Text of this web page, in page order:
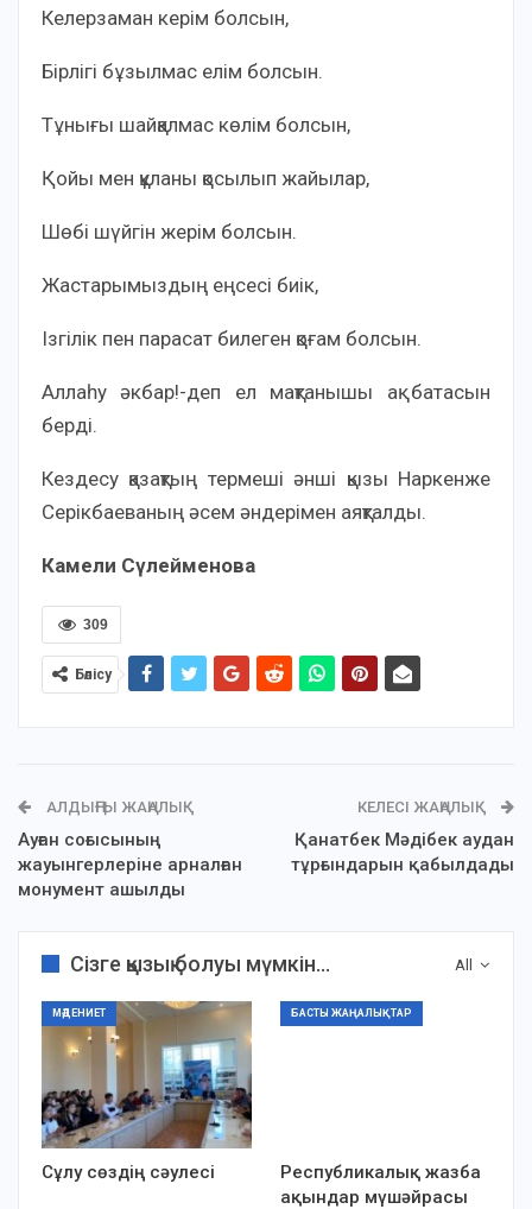
Келерзаман керім болсын,
Бірлігі бұзылмас елім болсын.
Тұнығы шайқалмас көлім болсын,
Қойы мен құланы қосылып жайылар,
Шөбі шүйгін жерім болсын.
Жастарымыздың еңсесі биік,
Ізгілік пен парасат билеген қоғам болсын.
Аллаһу әкбар!-деп ел мақтанышы ақ батасын
берді.
Кездесу қазақтың термеші әнші қызы Наркенже
Серікбаеваның әсем әндерімен аяқталды.
Камели Сүлейменова
309
Бөлісу
АЛДЫҢҒЫ ЖАҢАЛЫҚ
Ауған соғысының
жауынгерлеріне арналған
монумент ашылды
КЕЛЕСІ ЖАҢАЛЫҚ
Қанатбек Мәдібек аудан
тұрғындарын қабылдады
All
Сізге қызық болуы мүмкін...
МӘДЕНИЕТ
Сұлу сөздің сәулесі
БАСТЫ ЖАҢАЛЫҚТАР
Республикалық жазба
ақындар мүшәйрасы